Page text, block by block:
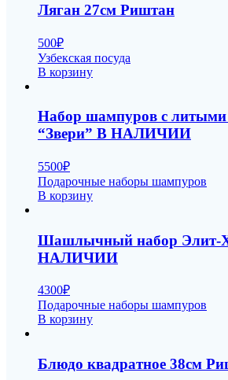
Ляган 27см Риштан
500₽
Узбекская посуда
В корзину
Набор шампуров с
“Звери” В НАЛИЧИИ
5500₽
Подарочные наборы шампуров
В корзину
Шашлычный набор Элит-
НАЛИЧИИ
4300₽
Подарочные наборы шампуров
В корзину
Блюдо квадратное 38см